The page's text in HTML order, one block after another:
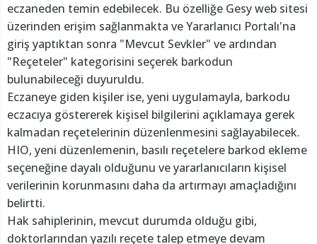
eczaneden temin edebilecek. Bu özelliğe Gesy web sitesi
üzerinden erişim sağlanmakta ve Yararlanıcı Portalı'na
giriş yaptıktan sonra "Mevcut Sevkler" ve ardından
"Reçeteler" kategorisini seçerek barkodun
bulunabileceği duyuruldu.
Eczaneye giden kişiler ise, yeni uygulamayla, barkodu
eczacıya göstererek kişisel bilgilerini açıklamaya gerek
kalmadan reçetelerinin düzenlenmesini sağlayabilecek.
HIO, yeni düzenlemenin, basılı reçetelere barkod ekleme
seçeneğine dayalı olduğunu ve yararlanıcıların kişisel
verilerinin korunmasını daha da artırmayı amaçladığını
belirtti.
Hak sahiplerinin, mevcut durumda olduğu gibi,
doktorlarından yazılı reçete talep etmeye devam